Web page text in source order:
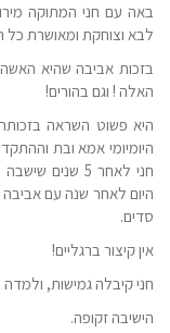
באה עם חני המתוקה
לבא וצוחקת ומאושרת כל
בזכות אביבה שהיא האשה
האלה ! וגם בהורים!
היא פשוט השראה בזכותה
היומיומי אמא ובת
חני לאחר 5
היום לאחר שנה עם
סדים.
אין קיצור ברגליים!
חני קיבלה גמישות, ולמדה
הישיבה זקופה.